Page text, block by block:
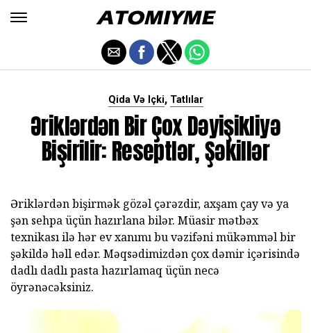
Qida Və Içki, Tatlılar
Əriklərdən Bir Çox Dəyişikliyə
Bişirilir: Reseptlər, Şəkillər
Əriklərdən bişirmək gözəl çərəzdir, axşam çay və ya
şən sehpa üçün hazırlana bilər. Müasir mətbəx
texnikası ilə hər ev xanımı bu vəzifəni mükəmməl bir
şəkildə həll edər. Məqsədimizdən çox dəmir içərisində
dadlı dadlı pasta hazırlamaq üçün necə
öyrənəcəksiniz.